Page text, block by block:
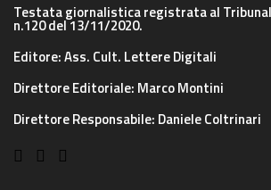
Testata giornalistica registrata al
n.120 del 13/11/2020.
Editore: Ass. Cult. Lettere Digitali
Direttore Editoriale: Marco Montini
Direttore Responsabile: Daniele Coltrinari